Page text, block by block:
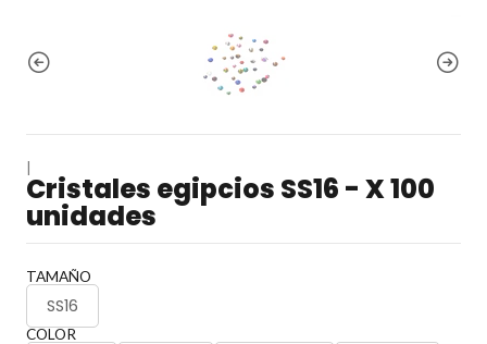
Cristales egipcios SS16 - X 100
unidades
TAMAÑO
SS16
COLOR